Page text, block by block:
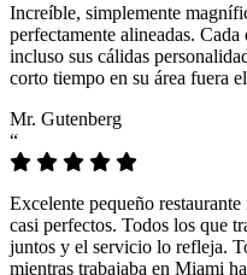
Increíble, simplemente
perfectamente alineadas.
incluso sus cálidas
corto tiempo en su área fuera
Mr. Gutenberg
“
Excelente pequeño
casi perfectos. Todos los que
juntos y el servicio lo refleja.
mientras trabajaba en Miami